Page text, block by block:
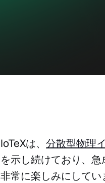
IoTeXは、 分散型物理
を示し続けており、急
非常に楽しみにしてい